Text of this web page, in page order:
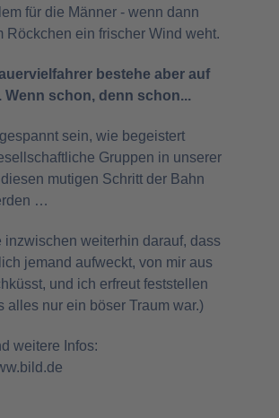
für die Männer - wenn dann
Röckchen ein frischer Wind weht.
bestehe aber auf
Wenn schon, denn schon...
sein, wie begeistert
Gruppen in unserer
mutigen Schritt der Bahn
…
inzwischen weiterhin darauf, dass
jemand aufweckt, von mir aus
und ich erfreut feststellen
alles nur ein böser Traum war.)
weitere Infos: